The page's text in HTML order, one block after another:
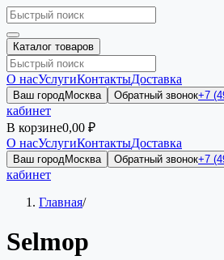
Каталог товаров
О насУслугиКонтактыДоставка
Ваш городМосква Обратный звонок+7
кабинет
В корзине0,00 ₽
О насУслугиКонтактыДоставка
Ваш городМосква Обратный звонок+7
кабинет
Главная/
Selmop